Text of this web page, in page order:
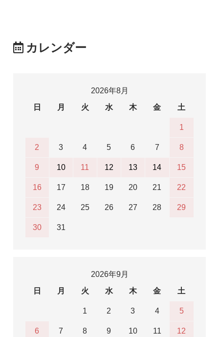
カレンダー
2026年8月
日
月 火 水 木 金 土
1
2 3 4 5 6 7 8
9 10 11 12 13 14 15
16 17 18 19 20 21 22
23 24 25 26 27 28 29
30 31
2026年9月
日
月 火 水 木 金 土
1 2 3 4 5
6 7 8 9 10 11 12